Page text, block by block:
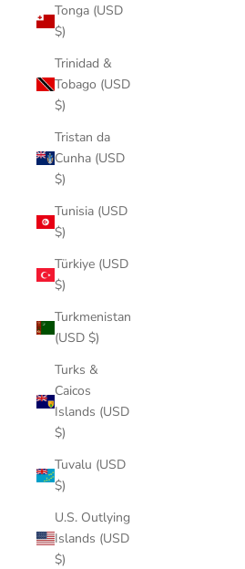
Tonga (USD
$)
Trinidad &
Tobago (USD
$)
Tristan da
Cunha (USD
$)
Tunisia (USD
$)
Türkiye (USD
$)
Turkmenistan
(USD $)
Turks &
Caicos
Islands (USD
$)
Tuvalu (USD
$)
U.S. Outlying
Islands (USD
$)